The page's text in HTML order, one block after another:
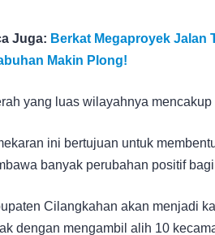
Juga: Berkat Megaproyek Jalan
Makin Plong!
yang luas wilayahnya
ini bertujuan untuk
banyak perubahan positif
Cilangkahan akan menjadi
dengan mengambil alih 10